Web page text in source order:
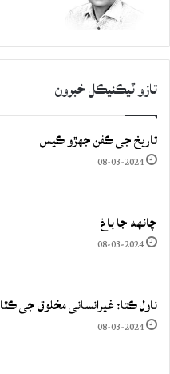
تازو ٽيڪنيڪل خبرون
تاريخ جي ڪفن جھڙو ڪيس
08-03-2024
چانهه جا باغ
08-03-2024
ناول ڪتا: غيرانساني مخلوق جي ڪٿا
08-03-2024